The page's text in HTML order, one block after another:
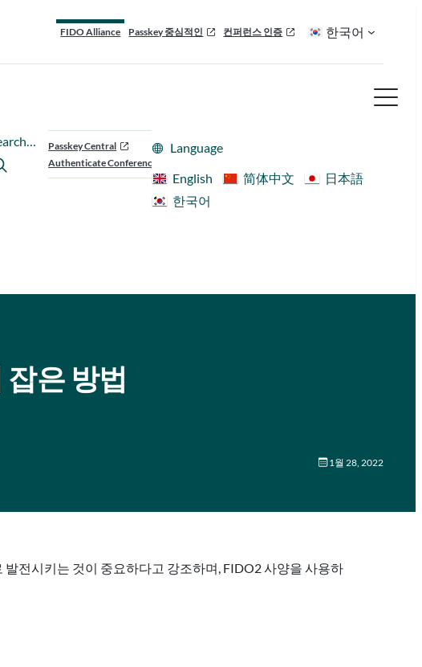
FIDO Alliance Passkey 중심적인 컨퍼런스 인증 한국어
Passkey Central
Authenticate Conference
Language
English
简体中文
日本語
한국어
은 방법
1월 28, 2022
전시키는 것이 중요하다고 강조하며, FIDO2 사양을 사용하